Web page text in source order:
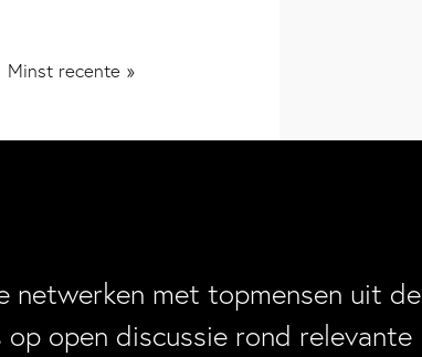
Minst recente »
netwerken met topmensen uit de
open discussie rond relevante